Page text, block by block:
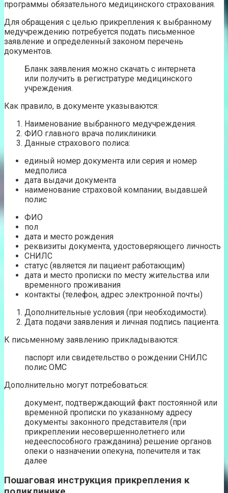
программы обязательного медицинского страхования.
Для обращения с целью прикрепления к выбранному
медучреждению потребуется подать письменное
заявление и определенный законом перечень
документов.
Бланк заявления можно скачать с интернета
или получить в регистратуре медицинского
учреждения.
Как правило, в документе указываются:
Наименование выбранного медучреждения.
ФИО главного врача поликлиники.
Данные страхового полиса:
единый номер документа или серия и номер
медполиса
дата выдачи документа
наименование страховой компании, выдавшей
полис
ФИО
пол
дата и место рождения
реквизиты документа, удостоверяющего личность
СНИЛС
статус (является ли пациент работающим)
дата и место прописки по месту жительства или
временного проживания
контакты (телефон, адрес электронной почты)
Дополнительные условия (при необходимости).
Дата подачи заявления и личная подпись пациента.
К письменному заявлению прикладываются:
паспорт или свидетельство о рождении СНИЛС
полис ОМС
Дополнительно могут потребоваться:
документ, подтверждающий факт постоянной или
временной прописки по указанному адресу
документы законного представителя (при
прикреплении несовершеннолетнего или
недееспособного гражданина) решение органов
опеки о назначении опекуна, попечителя и так
далее
Пошаговая инструкция прикрепления к